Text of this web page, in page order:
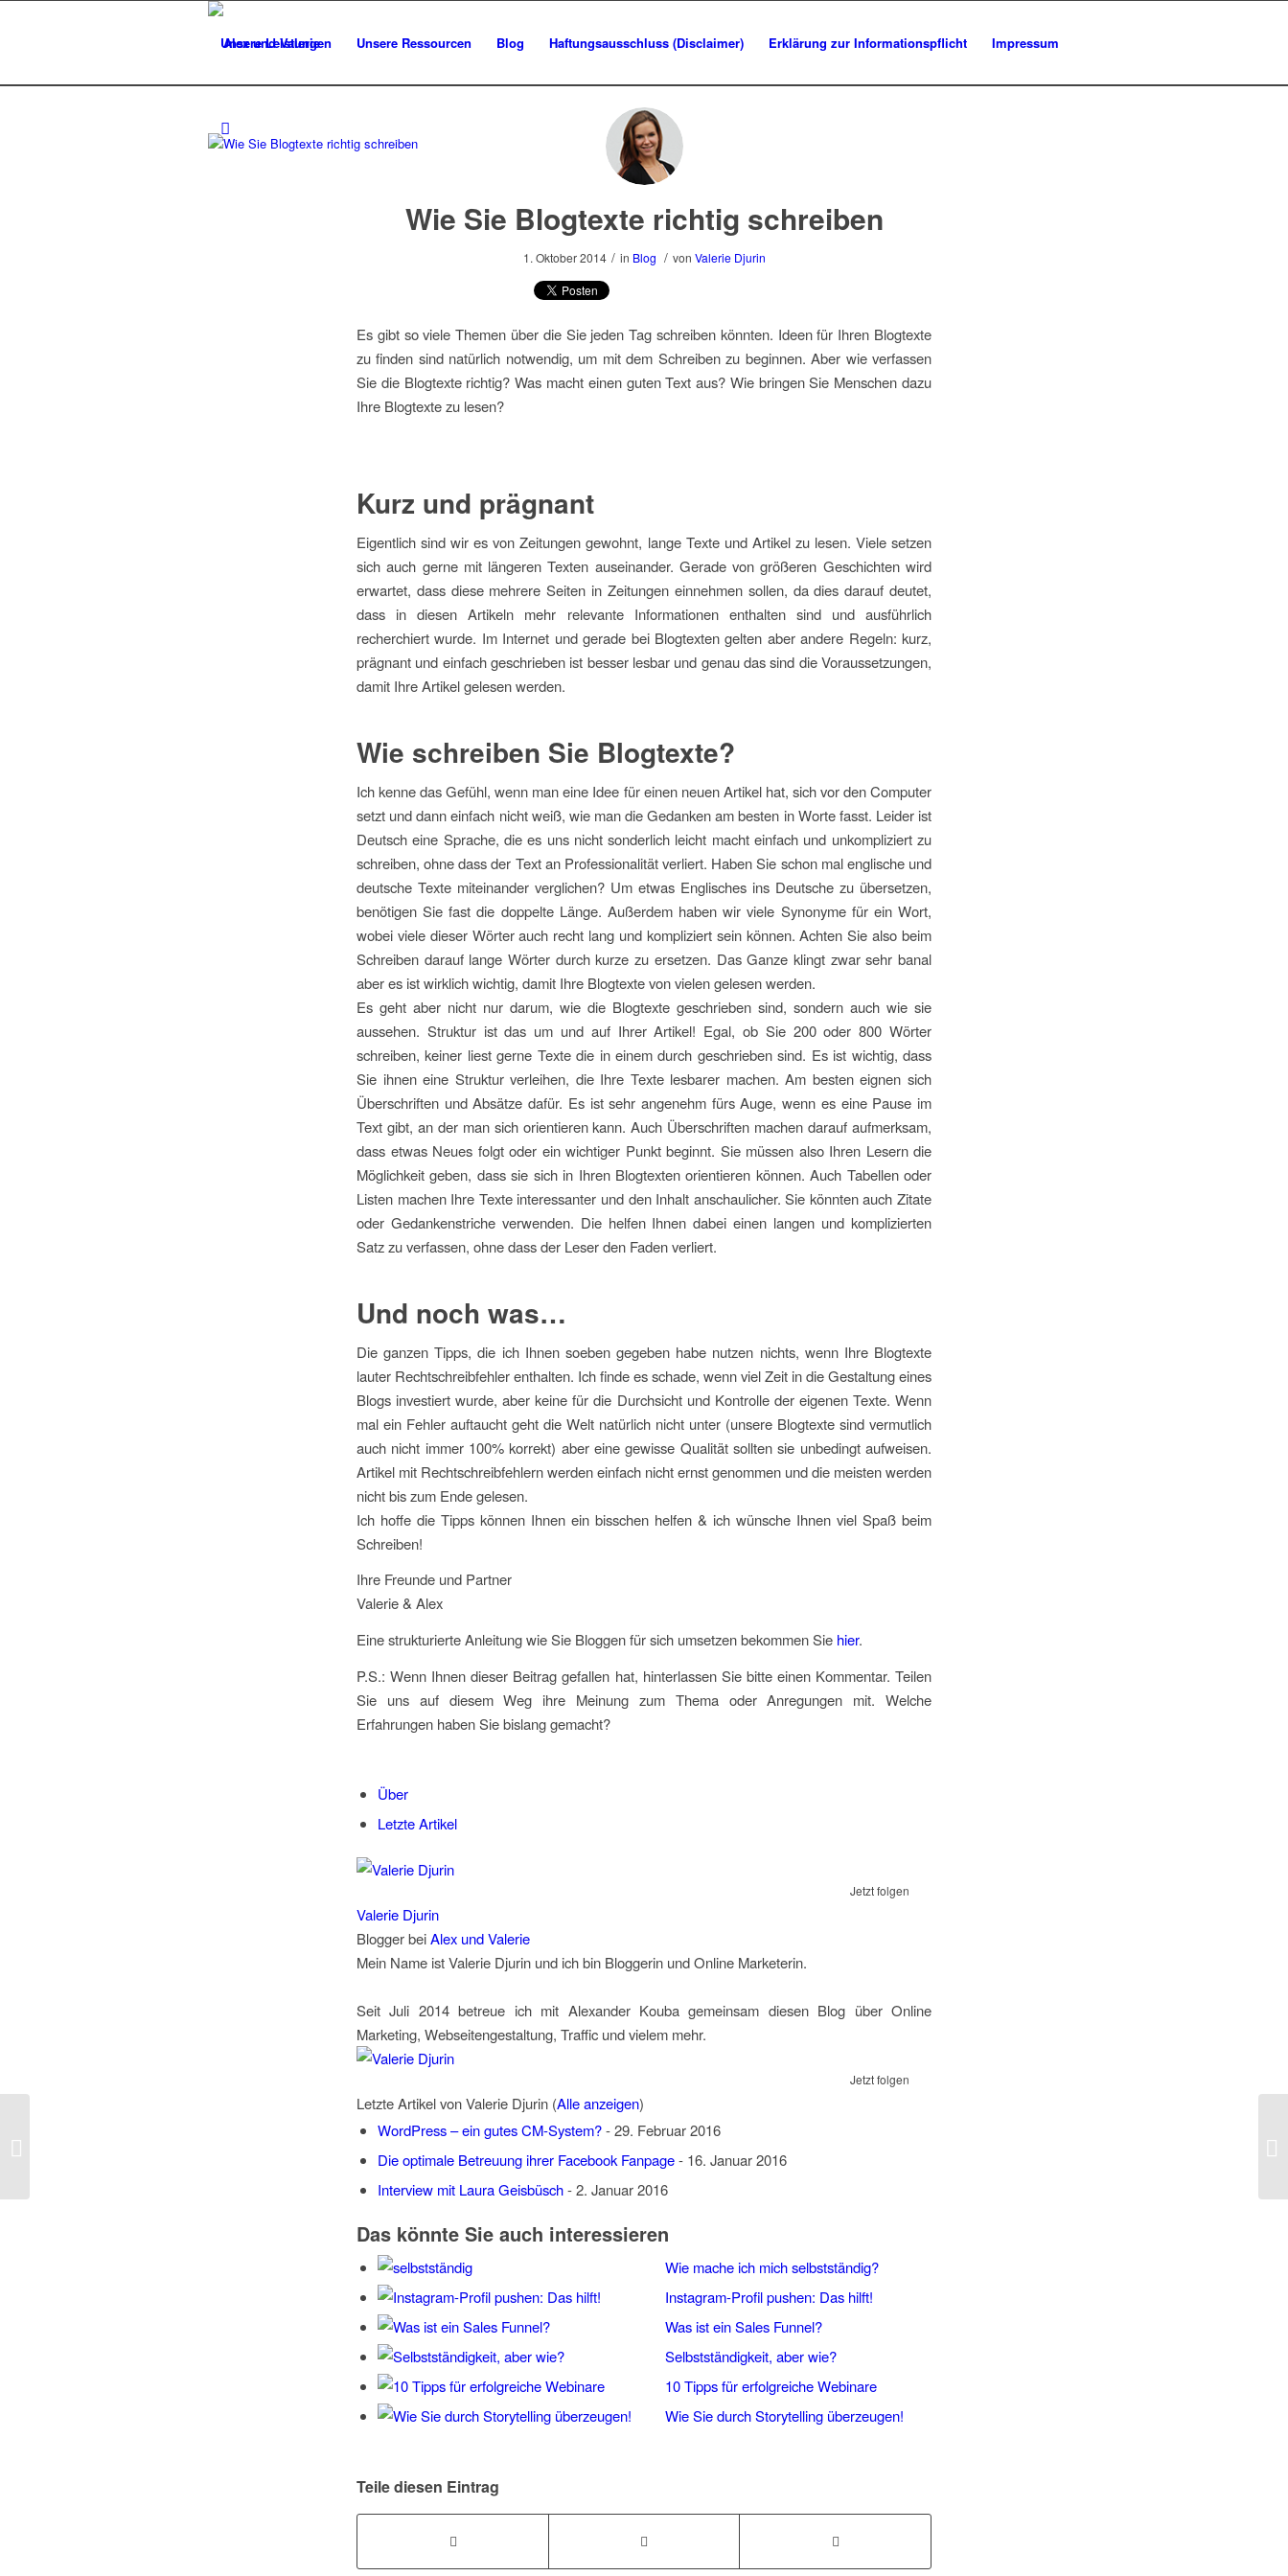
Unsere Leistungen Unsere Ressourcen Blog Haftungsausschluss (Disclaimer) Erklärung zur Informationspflicht Impressum
Wie Sie Blogtexte richtig schreiben
1. Oktober 2014 / in Blog / von Valerie Djurin
Es gibt so viele Themen über die Sie jeden Tag schreiben könnten. Ideen für Ihren Blogtexte
zu finden sind natürlich notwendig, um mit dem Schreiben zu beginnen. Aber wie verfassen
Sie die Blogtexte richtig? Was macht einen guten Text aus? Wie bringen Sie Menschen dazu
Ihre Blogtexte zu lesen?
Kurz und prägnant
Eigentlich sind wir es von Zeitungen gewohnt, lange Texte und Artikel zu lesen. Viele setzen
sich auch gerne mit längeren Texten auseinander. Gerade von größeren Geschichten wird
erwartet, dass diese mehrere Seiten in Zeitungen einnehmen sollen, da dies darauf deutet,
dass in diesen Artikeln mehr relevante Informationen enthalten sind und ausführlich
recherchiert wurde. Im Internet und gerade bei Blogtexten gelten aber andere Regeln: kurz,
prägnant und einfach geschrieben ist besser lesbar und genau das sind die Voraussetzungen,
damit Ihre Artikel gelesen werden.
Wie schreiben Sie Blogtexte?
Ich kenne das Gefühl, wenn man eine Idee für einen neuen Artikel hat, sich vor den Computer
setzt und dann einfach nicht weiß, wie man die Gedanken am besten in Worte fasst. Leider ist
Deutsch eine Sprache, die es uns nicht sonderlich leicht macht einfach und unkompliziert zu
schreiben, ohne dass der Text an Professionalität verliert. Haben Sie schon mal englische und
deutsche Texte miteinander verglichen? Um etwas Englisches ins Deutsche zu übersetzen,
benötigen Sie fast die doppelte Länge. Außerdem haben wir viele Synonyme für ein Wort,
wobei viele dieser Wörter auch recht lang und kompliziert sein können. Achten Sie also beim
Schreiben darauf lange Wörter durch kurze zu ersetzen. Das Ganze klingt zwar sehr banal
aber es ist wirklich wichtig, damit Ihre Blogtexte von vielen gelesen werden.
Es geht aber nicht nur darum, wie die Blogtexte geschrieben sind, sondern auch wie sie
aussehen. Struktur ist das um und auf Ihrer Artikel! Egal, ob Sie 200 oder 800 Wörter
schreiben, keiner liest gerne Texte die in einem durch geschrieben sind. Es ist wichtig, dass
Sie ihnen eine Struktur verleihen, die Ihre Texte lesbarer machen. Am besten eignen sich
Überschriften und Absätze dafür. Es ist sehr angenehm fürs Auge, wenn es eine Pause im
Text gibt, an der man sich orientieren kann. Auch Überschriften machen darauf aufmerksam,
dass etwas Neues folgt oder ein wichtiger Punkt beginnt. Sie müssen also Ihren Lesern die
Möglichkeit geben, dass sie sich in Ihren Blogtexten orientieren können. Auch Tabellen oder
Listen machen Ihre Texte interessanter und den Inhalt anschaulicher. Sie könnten auch Zitate
oder Gedankenstriche verwenden. Die helfen Ihnen dabei einen langen und komplizierten
Satz zu verfassen, ohne dass der Leser den Faden verliert.
Und noch was…
Die ganzen Tipps, die ich Ihnen soeben gegeben habe nutzen nichts, wenn Ihre Blogtexte
lauter Rechtschreibfehler enthalten. Ich finde es schade, wenn viel Zeit in die Gestaltung eines
Blogs investiert wurde, aber keine für die Durchsicht und Kontrolle der eigenen Texte. Wenn
mal ein Fehler auftaucht geht die Welt natürlich nicht unter (unsere Blogtexte sind vermutlich
auch nicht immer 100% korrekt) aber eine gewisse Qualität sollten sie unbedingt aufweisen.
Artikel mit Rechtschreibfehlern werden einfach nicht ernst genommen und die meisten werden
nicht bis zum Ende gelesen.
Ich hoffe die Tipps können Ihnen ein bisschen helfen & ich wünsche Ihnen viel Spaß beim
Schreiben!
Ihre Freunde und Partner
Valerie & Alex
Eine strukturierte Anleitung wie Sie Bloggen für sich umsetzen bekommen Sie hier.
P.S.: Wenn Ihnen dieser Beitrag gefallen hat, hinterlassen Sie bitte einen Kommentar. Teilen
Sie uns auf diesem Weg ihre Meinung zum Thema oder Anregungen mit. Welche
Erfahrungen haben Sie bislang gemacht?
Über
Letzte Artikel
Jetzt folgen
Valerie Djurin
BloggerbeiAlex und Valerie
Mein Name ist Valerie Djurin und ich bin Bloggerin und Online Marketerin.
Seit Juli 2014 betreue ich mit Alexander Kouba gemeinsam diesen Blog über Online
Marketing, Webseitengestaltung, Traffic und vielem mehr.
Jetzt folgen
Letzte Artikel von Valerie Djurin (Alle anzeigen)
WordPress – ein gutes CM-System?- 29. Februar 2016
Die optimale Betreuung ihrer Facebook Fanpage- 16. Januar 2016
Interview mit Laura Geisbüsch- 2. Januar 2016
Das könnte Sie auch interessieren
Wie mache ich mich selbstständig?
Instagram-Profil pushen: Das hilft!
Was ist ein Sales Funnel?
Selbstständigkeit, aber wie?
10 Tipps für erfolgreiche Webinare
Wie Sie durch Storytelling überzeugen!
Teile diesen Eintrag